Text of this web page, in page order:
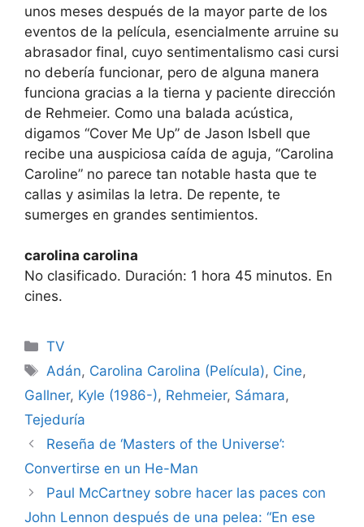
unos meses después de la mayor parte de los
eventos de la película, esencialmente arruine su
abrasador final, cuyo sentimentalismo casi cursi
no debería funcionar, pero de alguna manera
funciona gracias a la tierna y paciente dirección
de Rehmeier. Como una balada acústica,
digamos “Cover Me Up” de Jason Isbell que
recibe una auspiciosa caída de aguja, “Carolina
Caroline” no parece tan notable hasta que te
callas y asimilas la letra. De repente, te
sumerges en grandes sentimientos.
carolina carolina
No clasificado. Duración: 1 hora 45 minutos. En
cines.
Categories
TV
Tags
Adán, Carolina Carolina (Película), Cine,
Gallner, Kyle (1986-), Rehmeier, Sámara,
Tejeduría
Reseña de ‘Masters of the Universe’:
Convertirse en un He-Man
Paul McCartney sobre hacer las paces con
John Lennon después de una pelea: “En ese